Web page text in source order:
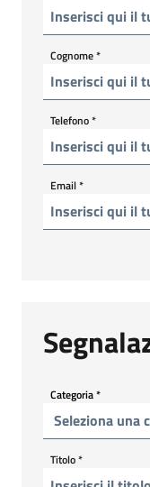
Cognome*
Telefono*
Email*
Categoria*
Titolo*